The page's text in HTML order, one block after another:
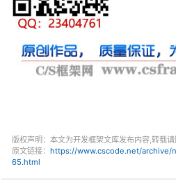
版权声明：本文为开发框架文库发布内容,转载
原文链接： https://www.cscode.net/archive/
65.html